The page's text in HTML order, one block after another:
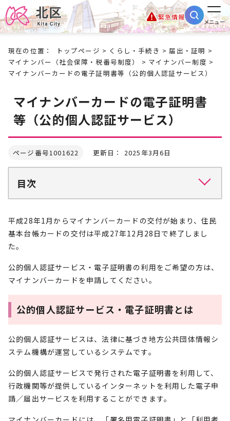
緊急情報
メニュー
現在の位置： トップページ > くらし・手続き >届出・証明 >
マイナンバー（社会保障・税番号制度）
> マイナンバー制度 >
マイナンバーカードの電子証明書等（公的個人認証サービス）
マイナンバーカードの電子証明書
等（公的個人認証サービス）
ページ番号1001622 更新日： 2025年3月6日
目次
平成28年1月からマイナンバーカードの交付が始まり、住民
基本台帳カードの交付は平成27年12月28日で終了しまし
た。
公的個人認証サービス・電子証明書の利用をご希望の方は、
マイナンバーカードを申請してください。
公的個人認証サービス・電子証明書とは
公的個人認証サービスは、法律に基づき地方公共団体情報シ
ステム機構が運営しているシステムです。
公的個人認証サービスで発行された電子証明書を利用して、
行政機関等が提供しているインターネットを利用した電子申
請／届出サービスを利用することができます。